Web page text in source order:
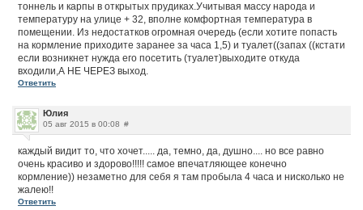
тоннель и карпы в открытых прудиках.Учитывая массу народа и
температуру на улице + 32, вполне комфортная температура в
помещении. Из недостатков огромная очередь (если хотите попасть
на кормление приходите заранее за часа 1,5) и туалет((запах ((кстати
если возникнет нужда его посетить (туалет)выходите откуда
входили,А НЕ ЧЕРЕЗ выход.
Ответить
Юлия
05 авг 2015 в 00:08 #
каждый видит то, что хочет..... да, темно, да, душно.... но все равно
очень красиво и здорово!!!!! самое впечатляющее конечно
кормление)) незаметно для себя я там пробыла 4 часа и нисколько не
жалею!!
Ответить